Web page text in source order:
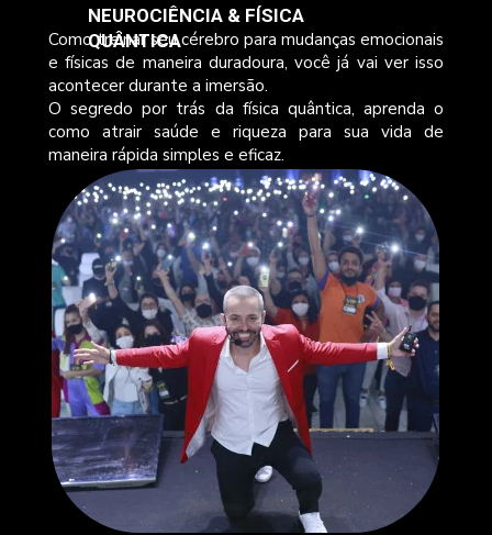
NEUROCIÊNCIA & FÍSICA
QUÂNTICA
Como treinar seu cérebro para mudanças emocionais
e físicas de maneira duradoura, você já vai ver isso
acontecer durante a imersão.
O segredo por trás da física quântica, aprenda o
como atrair saúde e riqueza para sua vida de
maneira rápida simples e eficaz.